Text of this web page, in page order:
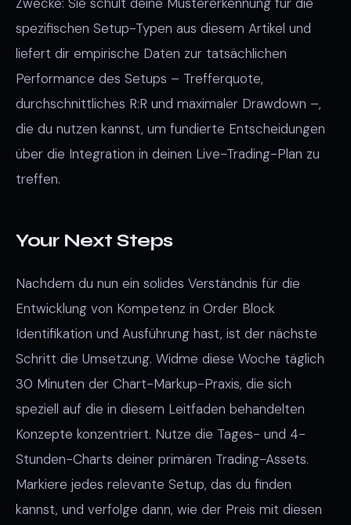
spezifischen Setup-Typen aus diesem Artikel und
liefert dir empirische Daten zur tatsächlichen
Performance des Setups – Trefferquote,
durchschnittliches R:R und maximaler Drawdown –,
die du nutzen kannst, um fundierte Entscheidungen
über die Integration in deinen Live-Trading-Plan zu
treffen.
Your Next Steps
Nachdem du nun ein solides Verständnis für die
Entwicklung von Kompetenz in Order Block
Identifikation und Ausführung hast, ist der nächste
Schritt die Umsetzung. Widme diese Woche täglich
30 Minuten der Chart-Markup-Praxis, die sich
speziell auf die in diesem Leitfaden behandelten
Konzepte konzentriert. Nutze die Tages- und 4-
Stunden-Charts deiner primären Trading-Assets.
Markiere jedes relevante Setup, das du finden
kannst, und verfolge dann, wie der Preis mit diesen